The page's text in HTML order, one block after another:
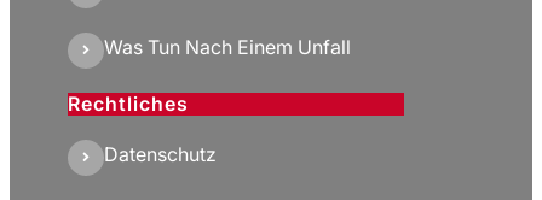
Was Tun Nach Einem Unfall
Rechtliches
Datenschutz